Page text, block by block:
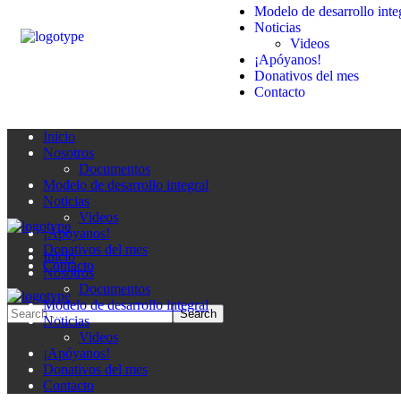
Modelo de desarrollo
Noticias
Videos
¡Apóyanos!
Donativos del mes
Contacto
Inicio
Nosotros
Documentos
Modelo de desarrollo integral
Noticias
Videos
¡Apóyanos!
Donativos del mes
Contacto
Inicio
Nosotros
Documentos
Modelo de desarrollo integral
Noticias
Videos
¡Apóyanos!
Donativos del mes
Contacto